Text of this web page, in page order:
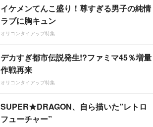
イケメンてんこ盛り！尊すぎる男子の純情
ラブに胸キュン
オリコンタイアップ特集
デカすぎ都市伝説発生!?ファミマ45％増量
作戦再来
オリコンタイアップ特集
SUPER★DRAGON、自ら描いた”レトロ
フューチャー”